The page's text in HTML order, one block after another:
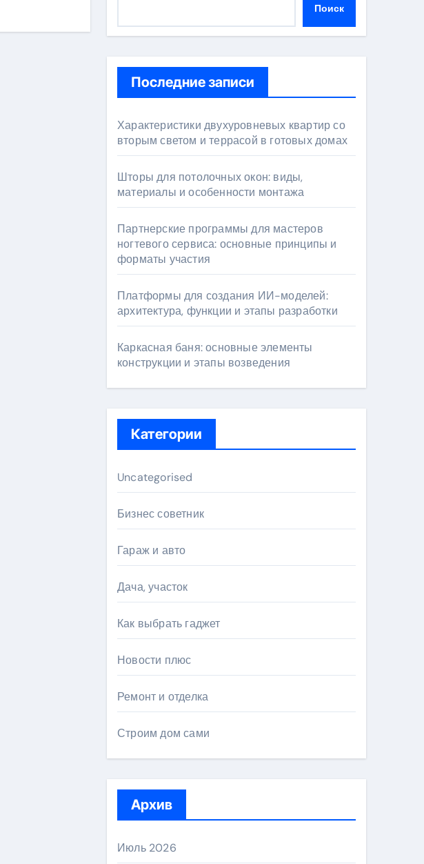
Поиск
Последние записи
Характеристики двухуровневых квартир со
вторым светом и террасой в готовых домах
Шторы для потолочных окон: виды,
материалы и особенности монтажа
Партнерские программы для мастеров
ногтевого сервиса: основные принципы и
форматы участия
Платформы для создания ИИ-моделей:
архитектура, функции и этапы разработки
Каркасная баня: основные элементы
конструкции и этапы возведения
Категории
Uncategorised
Бизнес советник
Гараж и авто
Дача, участок
Как выбрать гаджет
Новости плюс
Ремонт и отделка
Строим дом сами
Архив
Июль 2026